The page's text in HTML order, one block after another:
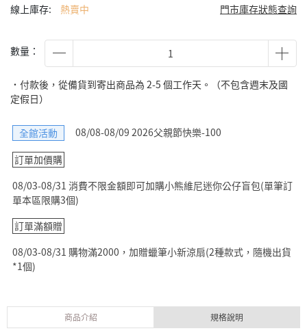
線上庫存: 熱賣中 門市庫存狀態查詢
數量：
˙付款後，從備貨到寄出商品為 2-5 個工作天。（不包含週末及國
定假日）
全館活動
08/08-08/09 2026父親節快樂-100
訂單加價購
08/03-08/31 消費不限金額即可加購小熊維尼迷你公仔盲包(單筆訂
單本區限購3個)
訂單滿額贈
08/03-08/31 購物滿2000，加贈蠟筆小新涼扇(2種款式，隨機出貨
*1個)
商品介紹 規格說明